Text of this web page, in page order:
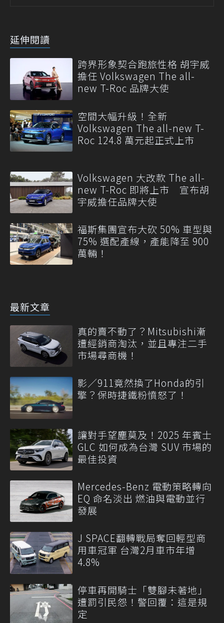
延伸閱讀
跨界形象契合跑旅性格 胡宇威
擔任 Volkswagen The all-
new T-Roc 品牌大使
空間大幅升級！全新
Volkswagen The all-new T-
Roc 124.8 萬元起正式上市
Volkswagen 大改款 The all-
new T-Roc 即將上市 宣布胡
宇威擔任品牌大使
福斯集團宣布大砍 50% 車型與
75% 選配產線，產能降至 900
萬輛！
最新文章
真的賣不動了？Mitsubishi漸
遭經銷商淘汰，並且專注二手
市場尋商機！
影／911竟然換了Honda的引
擎？保時捷鐵粉憤怒了！
讓對手望塵莫及！2025 年賓士
GLC 如何成為台灣 SUV 市場的
最佳投資
Mercedes-Benz 電動策略轉向
EQ 命名淡出 燃油與電動並行
發展
J SPACE翻轉戰局奪回輕型商
用車冠軍 台灣2月車市年增
4.8%
停車再開騎士「雙腳未著地」
遭罰引民怨！警回覆：這是規
定